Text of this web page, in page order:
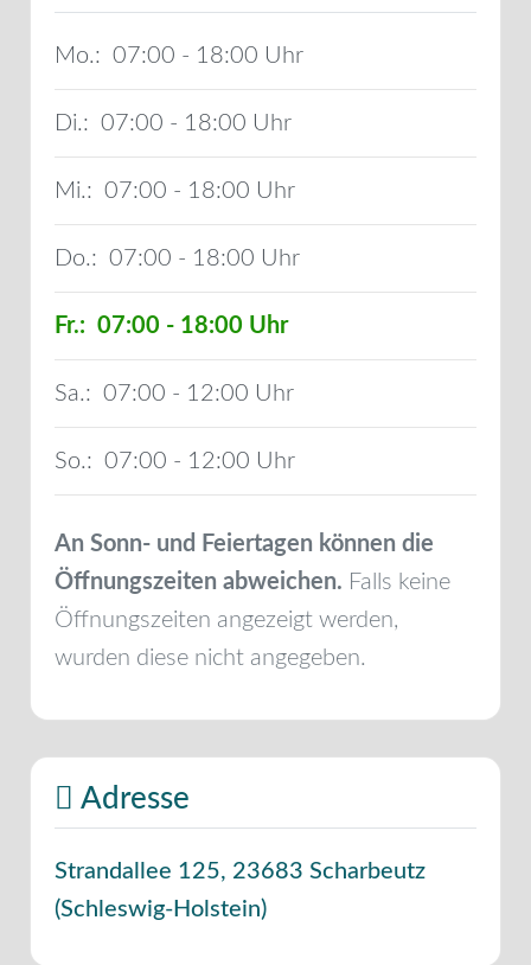
Mo.: 07:00 - 18:00
Di.: 07:00 - 18:00
Mi.: 07:00 - 18:00
Do.: 07:00 - 18:00
Fr.: 07:00 - 18:00
Sa.: 07:00 - 12:00
So.: 07:00 - 12:00
An Sonn- und Feiertagen können die
Öffnungszeiten abweichen. Falls keine
Öffnungszeiten angezeigt werden,
wurden diese nicht angegeben.
Adresse
Strandallee 125, 23683 Scharbeutz
(Schleswig-Holstein)